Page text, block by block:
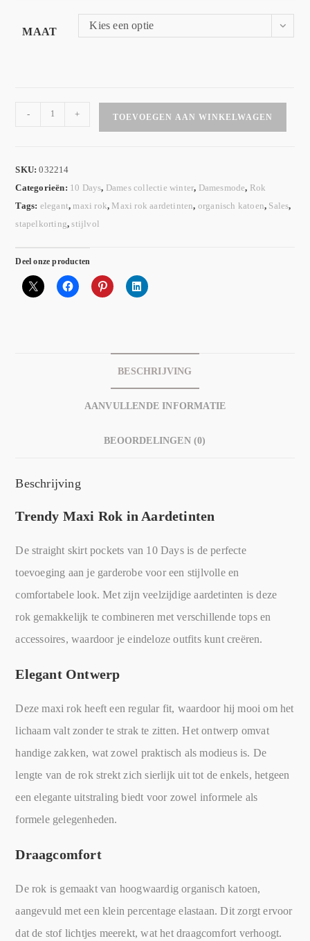
MAAT
Kies een optie
- + TOEVOEGEN AAN WINKELWAGEN
SKU:032214
Categorieën: 10 Days, Dames collectie winter, Damesmode, Rok
Tags: elegant, maxi rok, Maxi rok aardetinten, organisch katoen, Sales,
stapelkorting,stijlvol
Deel onze producten
BESCHRIJVING
AANVULLENDE INFORMATIE
BEOORDELINGEN (0)
Beschrijving
Trendy Maxi Rok in Aardetinten
De straight skirt pockets van 10 Days is de perfecte
toevoeging aan je garderobe voor een stijlvolle en
comfortabele look. Met zijn veelzijdige aardetinten is deze
rok gemakkelijk te combineren met verschillende tops en
accessoires, waardoor je eindeloze outfits kunt creëren.
Elegant Ontwerp
Deze maxi rok heeft een regular fit, waardoor hij mooi om het
lichaam valt zonder te strak te zitten. Het ontwerp omvat
handige zakken, wat zowel praktisch als modieus is. De
lengte van de rok strekt zich sierlijk uit tot de enkels, hetgeen
een elegante uitstraling biedt voor zowel informele als
formele gelegenheden.
Draagcomfort
De rok is gemaakt van hoogwaardig organisch katoen,
aangevuld met een klein percentage elastaan. Dit zorgt ervoor
dat de stof lichtjes meerekt, wat het draagcomfort verhoogt.